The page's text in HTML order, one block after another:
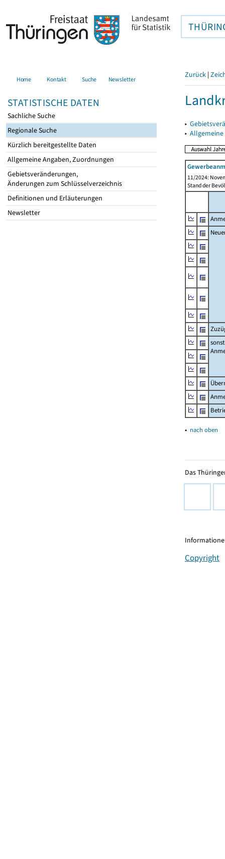
Home Kontakt Suche Newsletter
STATISTISCHE DATEN
Sachliche Suche
Regionale Suche
Kürzlich bereitgestellte Daten
Allgemeine Angaben, Zuordnungen
Gebietsveränderungen,
Änderungen zum Schlüsselverzeichnis
Definitionen und Erläuterungen
Newsletter
Zurück |
▸
▸
11/2024:
Stand der
▴ nach oben
Das
Copyright